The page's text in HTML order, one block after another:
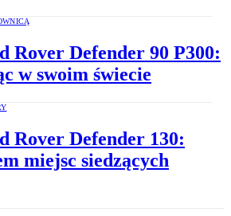
Rover Defender 90 P300:
w swoim świecie
Rover Defender 130:
miejsc siedzących